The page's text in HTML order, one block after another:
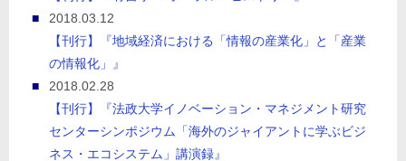
2018.03.12
【刊行】『地域経済における「情報の産業化」と「産業
の情報化」』
2018.02.28
【刊行】『法政大学イノベーション・マネジメント研究
センターシンポジウム「海外のジャイアントに学ぶビジ
ネス・エコシステム」講演録』